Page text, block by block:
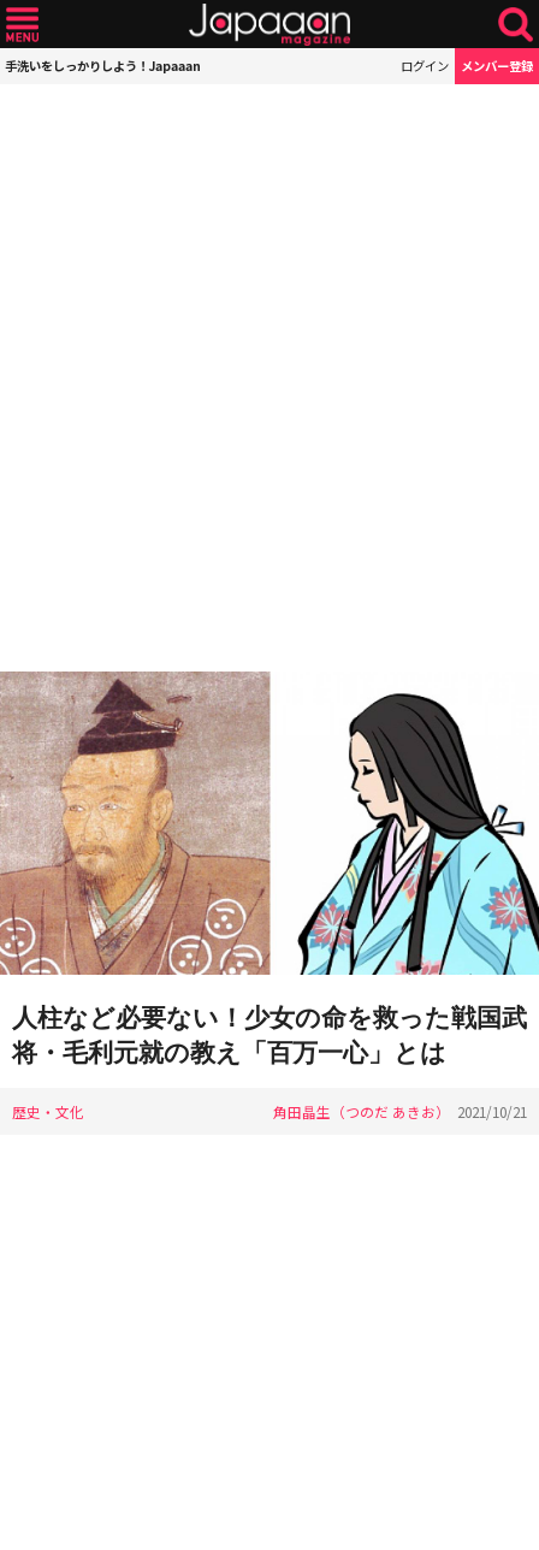
手洗いをしっかりしよう！Japaaan ログイン メンバー登録
人柱など必要ない！少女の命を救った戦国武
将・毛利元就の教え「百万一心」とは
歴史・文化 角田晶生（つのだ あきお） 2021/10/21